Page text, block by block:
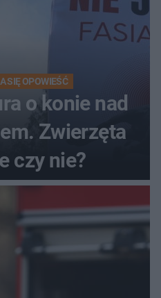
SIĘ OPOWIEŚĆ
o konie nad
Zwierzęta
czy nie?